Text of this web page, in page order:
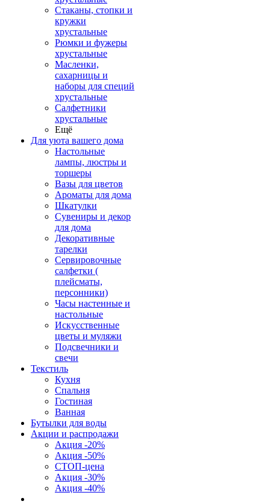
Стаканы, стопки и
кружки
хрустальные
Рюмки и фужеры
хрустальные
Масленки,
сахарницы и
наборы для специй
хрустальные
Салфетники
хрустальные
Ещё
Для уюта вашего дома
Настольные
лампы, люстры и
торшеры
Вазы для цветов
Ароматы для дома
Шкатулки
Сувениры и декор
для дома
Декоративные
тарелки
Сервировочные
салфетки (
плейсматы,
персонники)
Часы настенные и
настольные
Искусственные
цветы и муляжи
Подсвечники и
свечи
Текстиль
Кухня
Спальня
Гостиная
Ванная
Бутылки для воды
Акции и распродажи
Акция -20%
Акция -50%
СТОП-цена
Акция -30%
Акция -40%